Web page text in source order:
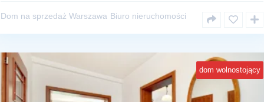
Dom na sprzedaż Warszawa Biuro nieruchomości
dom wolnostojący